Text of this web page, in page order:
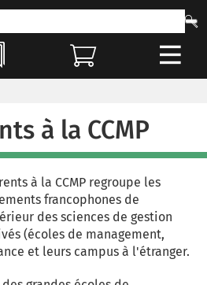
à la CCMP
à la CCMP regroupe les
francophones de
des sciences de gestion
(écoles de management,
et leurs campus à l'étranger.